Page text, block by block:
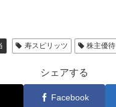
寿スピリッツ 株主優待
シェアする
Facebook